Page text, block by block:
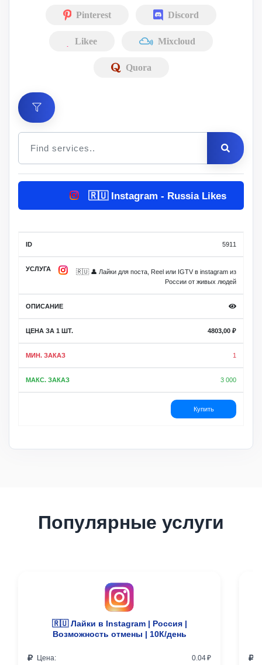
Pinterest Discord
Likee Mixcloud
Quora
ID Услуга
за 1
шт.
Мин.
заказ
Макс.
заказ
Описание
🇷🇺 Instagram - Russia Likes
5911
🇷🇺 👤 Лайки для поста, Reel или IGTV в instagram из
России от живых людей
4803,00 ₽
1
3 000
Купить
Популярные услуги
🇷🇺 Лайки в Instagram | Россия |
Возможность отмены | 10К/день
Цена:
0.04 ₽